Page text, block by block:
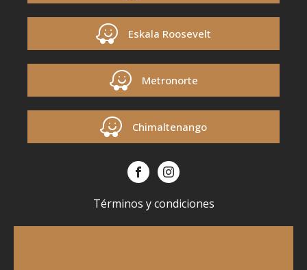
Eskala Roosevelt
Metronorte
Chimaltenango
Términos y condiciones